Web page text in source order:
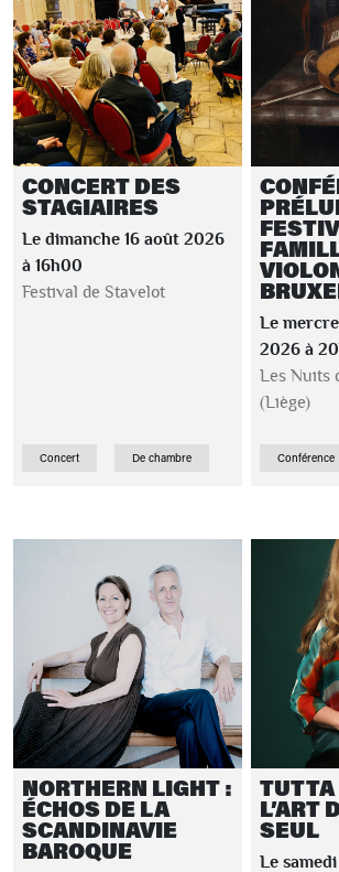
CONCERT DES
STAGIAIRES
Le dimanche 16 août 2026
à 16h00
Festival de Stavelot
Concert De chambre
Le
2026 à
Les Nuits
(Liège)
Conférence
NORTHERN LIGHT :
ÉCHOS DE LA
SCANDINAVIE
BAROQUE
TUTTA
L’ART
SEUL
Le